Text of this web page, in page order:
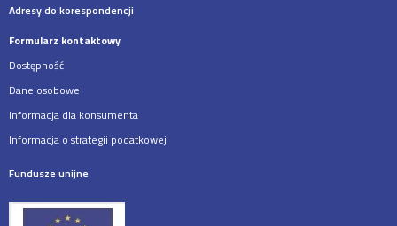
Adresy do korespondencji
Formularz kontaktowy
Dostępność
Dane osobowe
Informacja dla konsumenta
Informacja o strategii podatkowej
Fundusze unijne